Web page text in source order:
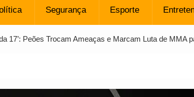
da Mata Escura, em
B: Lateral revelado pelo
ligada a ‘Zói de Gato’, do
Segurança Esporte
17’: Peões Trocam Ameaças e Marcam Luta de MMA